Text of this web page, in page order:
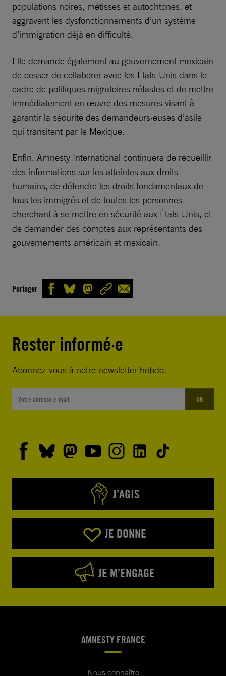
populations noires, métisses et autochtones, et
aggravent les dysfonctionnements d’un système
d’immigration déjà en difficulté.
Elle demande également au gouvernement mexicain
de cesser de collaborer avec les États-Unis dans le
cadre de politiques migratoires néfastes et de mettre
immédiatement en œuvre des mesures visant à
garantir la sécurité des demandeurs·euses d’asile
qui transitent par le Mexique.
Enfin, Amnesty International continuera de recueillir
des informations sur les atteintes aux droits
humains, de défendre les droits fondamentaux de
tous les immigrés et de toutes les personnes
cherchant à se mettre en sécurité aux États-Unis, et
de demander des comptes aux représentants des
gouvernements américain et mexicain.
Partager
Rester informé·e
Abonnez-vous à notre newsletter hebdo.
OK
J’AGIS
JE DONNE
JE M’ENGAGE
AMNESTY FRANCE
Nous connaître